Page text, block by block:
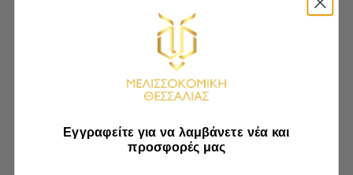
Εγγραφείτε για να λαμβάνετε νέα και
προσφορές μας